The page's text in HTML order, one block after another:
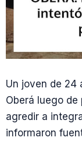
Un joven de 24
Oberá luego
agredir a
informaron